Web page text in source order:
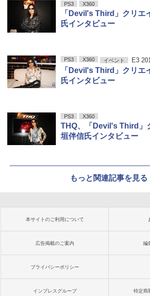
PS3 X360
「Devil's Third」クリエ
氏インタビュー
PS3 X360 イベント E3
「Devil's Third」クリエ
氏インタビュー
PS3 X360
THQ、「Devil's Third」
垣伴信氏インタビュー
もっと関連記事を見る
本サイトのご利用について
広告掲載のご案内 編
プライバシーポリシー
インプレスグループ 特定商